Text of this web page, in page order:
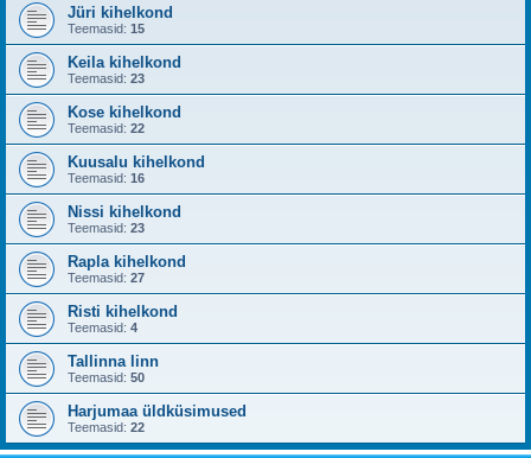
Jüri kihelkond
Teemasid: 15
Keila kihelkond
Teemasid: 23
Kose kihelkond
Teemasid: 22
Kuusalu kihelkond
Teemasid: 16
Nissi kihelkond
Teemasid: 23
Rapla kihelkond
Teemasid: 27
Risti kihelkond
Teemasid: 4
Tallinna linn
Teemasid: 50
Harjumaa üldküsimused
Teemasid: 22